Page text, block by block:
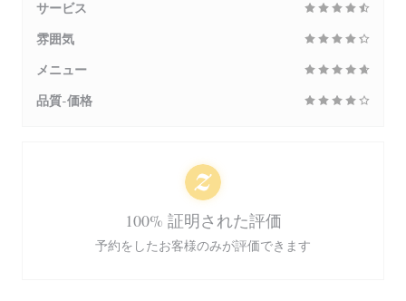
サービス
雰囲気
メニュー
品質-価格
100% 証明された評価
予約をしたお客様のみが評価できます